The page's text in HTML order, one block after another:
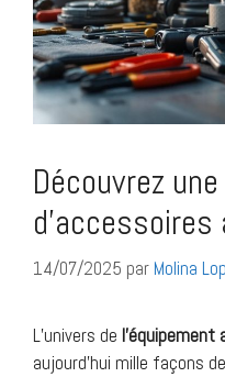
Découvrez
14/07/2025 par Molina
L’univers de l’équipement
aujourd’hui mille façons